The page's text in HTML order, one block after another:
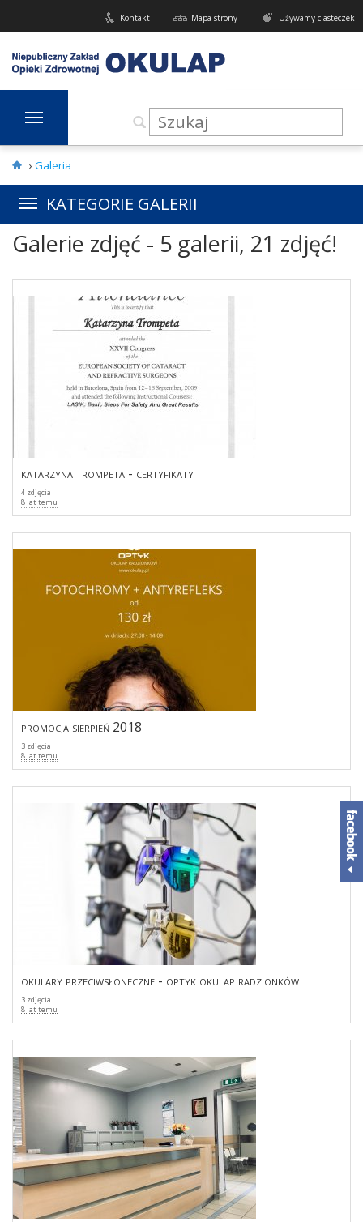
Używamy ciasteczek
Mapa strony
Kontakt
› Galeria
KATEGORIE GALERII
Galerie zdjęć - 5 galerii, 21 zdjęć!
katarzyna trompeta - certyfikaty
4 zdjęcia
8 lat temu
promocja sierpień 2018
3 zdjęcia
8 lat temu
okulary przeciwsłoneczne - optyk okulap radzionków
3 zdjęcia
8 lat temu